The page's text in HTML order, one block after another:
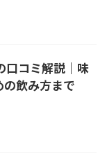
口コミ解説｜味
飲み方まで